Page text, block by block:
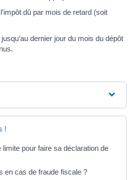
dû par mois de retard (soit
dernier jour du mois du dépôt
!
limite pour faire sa déclaration de
en cas de fraude fiscale ?